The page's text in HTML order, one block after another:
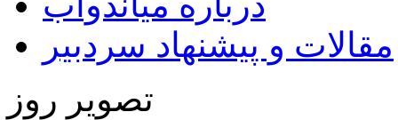
مقالات و پیشنهاد سردبیر
تصویر روز